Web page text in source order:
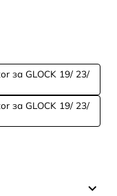
за GLOCK 19/ 23/
за GLOCK 19/ 23/